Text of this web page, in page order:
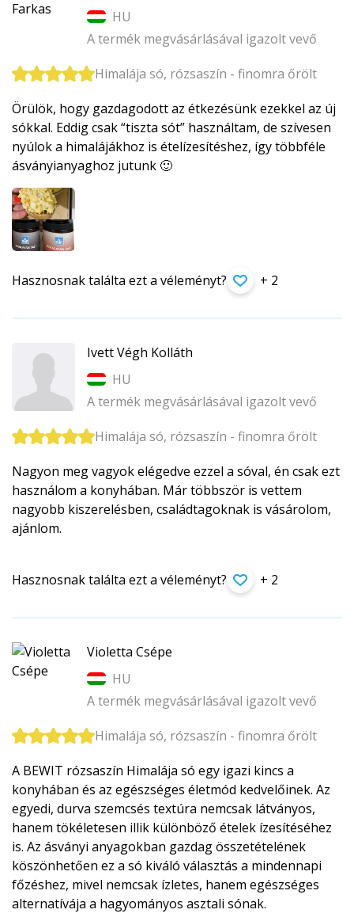
HU
A termék megvásárlásával igazolt vevő
Himalája só, rózsaszín - finomra őrölt
Örülök, hogy gazdagodott az étkezésünk ezekkel az új
sókkal. Eddig csak “tiszta sót” használtam, de szívesen
nyúlok a himalájákhoz is ételízesítéshez, így többféle
ásványianyaghoz jutunk 🙂
Hasznosnak találta ezt a véleményt? + 2
Ivett Végh Kolláth
HU
A termék megvásárlásával igazolt vevő
Himalája só, rózsaszín - finomra őrölt
Nagyon meg vagyok elégedve ezzel a sóval, én csak ezt
használom a konyhában. Már többször is vettem
nagyobb kiszerelésben, családtagoknak is vásárolom,
ajánlom.
Hasznosnak találta ezt a véleményt? + 2
Violetta Csépe
HU
A termék megvásárlásával igazolt vevő
Himalája só, rózsaszín - finomra őrölt
A BEWIT rózsaszín Himalája só egy igazi kincs a
konyhában és az egészséges életmód kedvelőinek. Az
egyedi, durva szemcsés textúra nemcsak látványos,
hanem tökéletesen illik különböző ételek ízesítéséhez
is. Az ásványi anyagokban gazdag összetételének
köszönhetően ez a só kiváló választás a mindennapi
főzéshez, mivel nemcsak ízletes, hanem egészséges
alternatívája a hagyományos asztali sónak.